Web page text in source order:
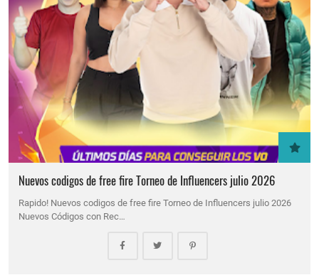
Nuevos codigos de free fire Torneo de Influencers julio 2026
Rapido! Nuevos codigos de free fire Torneo de Influencers julio 2026
Nuevos Códigos con Rec…